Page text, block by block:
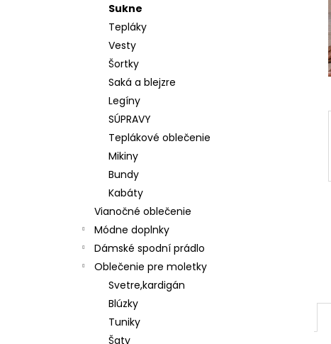
Sukne
Tepláky
Vesty
Šortky
Saká a blejzre
Legíny
SÚPRAVY
Teplákové oblečenie
Mikiny
Bundy
Kabáty
Vianočné oblečenie
Módne doplnky
Dámské spodní prádlo
Oblečenie pre moletky
Svetre,kardigán
Blúzky
Tuniky
Šaty